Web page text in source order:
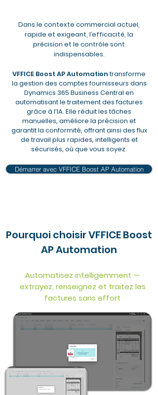
Dans le contexte commercial actuel,
rapide et exigeant, l’efficacité, la
précision et le contrôle sont
indispensables.
VFFICE Boost AP Automationtransforme
la gestion des comptes fournisseurs dans
Dynamics 365 Business Central en
automatisant le traitement des factures
grâce à l’IA. Elle réduit les tâches
manuelles, améliore la précision et
garantit la conformité, offrant ainsi des flux
de travail plus rapides, intelligents et
sécurisés, où que vous soyez.
Démarrer avec VFFICE Boost AP Automation
Pourquoi choisir VFFICE Boost
AP Automation
Automatisez intelligemment —
extrayez, renseignez et traitez les
factures sans effort